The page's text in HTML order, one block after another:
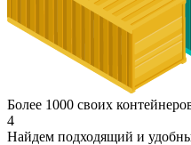
Более 1000 своих
4
Найдем подходящий и